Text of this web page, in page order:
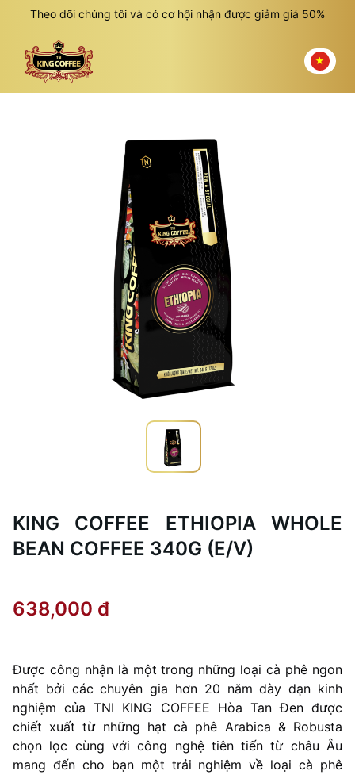
Theo dõi chúng tôi và có cơ hội nhận được giảm giá 50%
KING COFFEE ETHIOPIA WHOLE
BEAN COFFEE 340G (E/V)
638,000 đ
Được công nhận là một trong những loại cà phê ngon
nhất bởi các chuyên gia hơn 20 năm dày dạn kinh
nghiệm của TNI KING COFFEE Hòa Tan Đen được
chiết xuất từ những hạt cà phê Arabica & Robusta
chọn lọc cùng với công nghệ tiên tiến từ châu Âu
mang đến cho bạn một trải nghiệm về loại cà phê